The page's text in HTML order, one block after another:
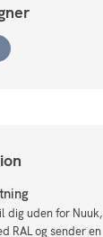
dig uden for
RAL og sender en